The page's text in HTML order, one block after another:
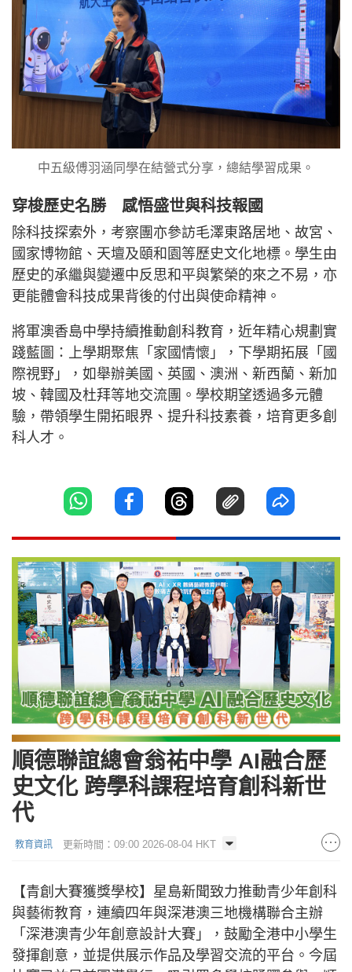
中五級傅羽涵同學在結營式分享，總結學習成果。
穿梭歷史名勝 感悟盛世與科技報國
除科技探索外，考察團亦參訪毛澤東路居地、故宮、
國家博物館、天壇及頤和園等歷史文化地標。學生由
歷史的承繼與變遷中反思和平與繁榮的來之不易，亦
更能體會科技成果背後的付出與使命精神。
將軍澳香島中學持續推動創科教育，近年精心規劃實
踐藍圖：上學期聚焦「家國情懷」，下學期拓展「國
際視野」，如舉辦美國、英國、澳洲、新西蘭、新加
坡、韓國及杜拜等地交流團。學校期望透過多元體
驗，帶領學生開拓眼界、提升科技素養，培育更多創
科人才。
順德聯誼總會翁祐中學 AI融合歷
史文化 跨學科課程培育創科新世
代
教育資訊 更新時間：09:00 2026-08-04 HKT
【青創大賽獲獎學校】星島新聞致力推動青少年創科
與藝術教育，連續四年與深港澳三地機構聯合主辦
「深港澳青少年創意設計大賽」，鼓勵全港中小學生
發揮創意，並提供展示作品及學習交流的平台。今屆